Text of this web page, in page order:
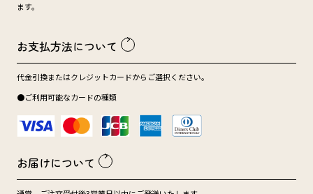
ます。
お支払方法について
代金引換またはクレジットカードからご選択ください。
●ご利用可能なカードの種類
お届けについて